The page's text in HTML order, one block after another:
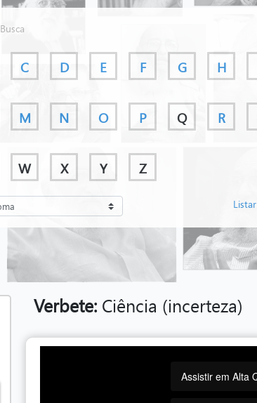
Busca
C D E F G H
M N O P Q R
W X Y Z
Verbete:Ciência (incerteza)
Assistir em Alta